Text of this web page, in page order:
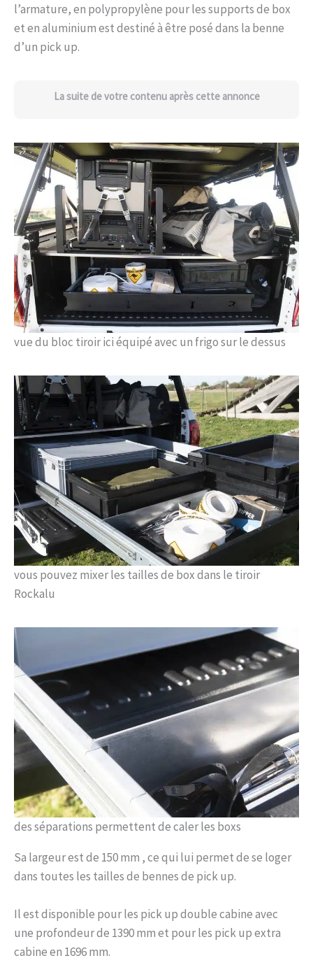
l’armature, en polypropylène pour les supports de box
et en aluminium est destiné à être posé dans la benne
d’un pick up.
La suite de votre contenu après cette annonce
vue du bloc tiroir ici équipé avec un frigo sur le dessus
vous pouvez mixer les tailles de box dans le tiroir
Rockalu
des séparations permettent de caler les boxs
Sa largeur est de 150 mm , ce qui lui permet de se loger
dans toutes les tailles de bennes de pick up.
Il est disponible pour les pick up double cabine avec
une profondeur de 1390 mm et pour les pick up extra
cabine en 1696 mm.